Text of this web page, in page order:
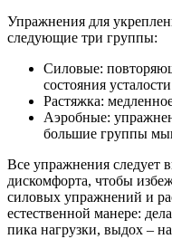
Упражнения для
следующие три группы:
Силовые:
состояния усталости
Растяжка:
Аэробные:
большие группы
Все упражнения следует
дискомфорта, чтобы
силовых упражнений и
естественной манере:
пика нагрузки, выдох –